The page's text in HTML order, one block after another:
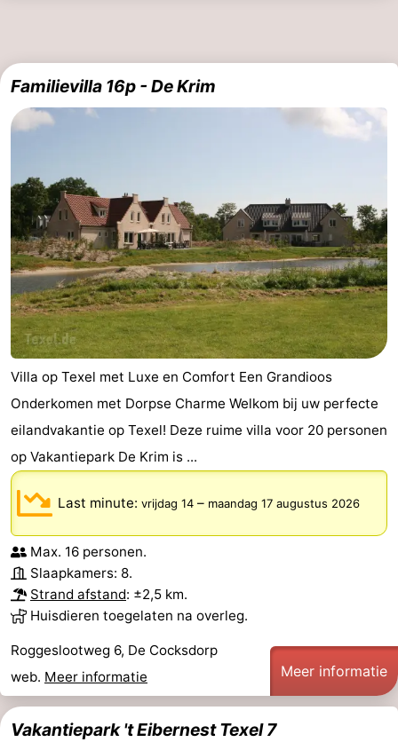
Familievilla 16p - De Krim
Villa op Texel met Luxe en Comfort Een Grandioos
Onderkomen met Dorpse Charme Welkom bij uw perfecte
eilandvakantie op Texel! Deze ruime villa voor 20 personen
op Vakantiepark De Krim is ...
Last minute: vrijdag 14 – maandag 17 augustus 2026
Max. 16 personen.
Slaapkamers: 8.
Strand afstand: ±2,5 km.
Huisdieren toegelaten na overleg.
Roggeslootweg 6, De Cocksdorp
web. Meer informatie Meer informatie
Vakantiepark 't Eibernest Texel 7